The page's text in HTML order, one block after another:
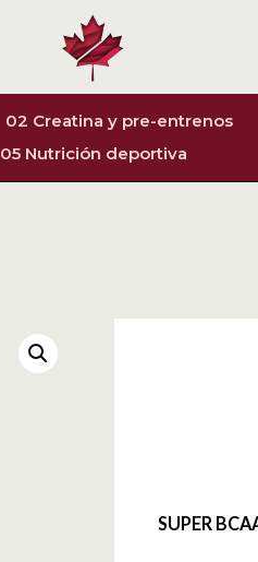
02 Creatina y pre-entrenos
05 Nutrición deportiva
SUPER